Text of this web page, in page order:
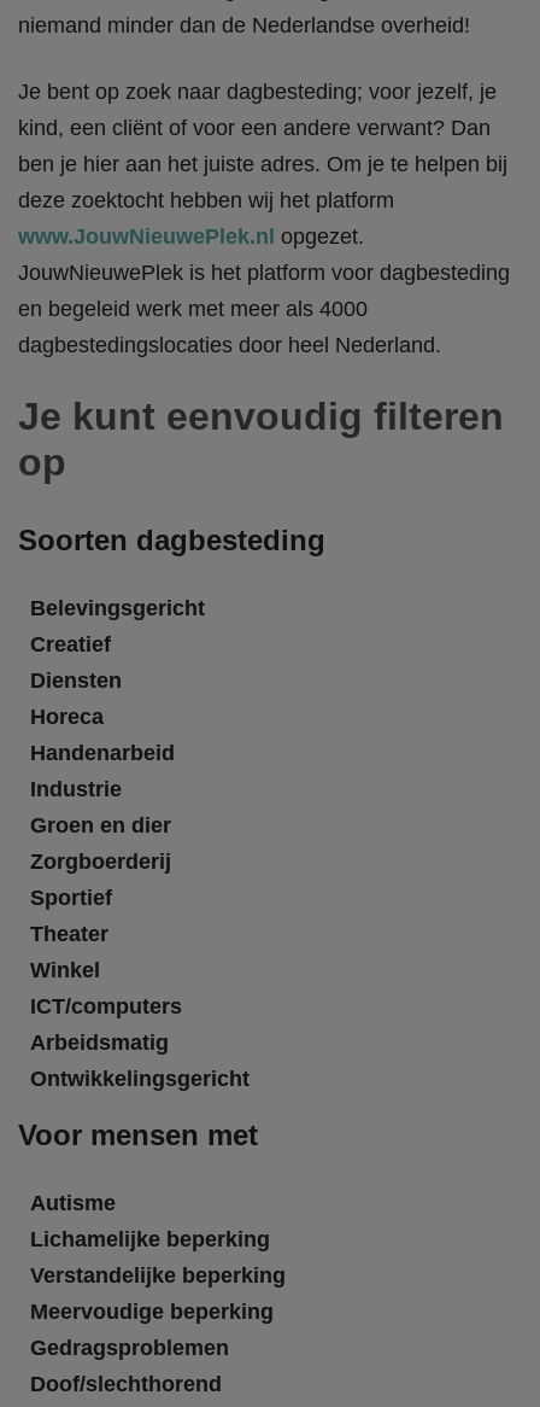
niemand minder dan de Nederlandse overheid!
Je bent op zoek naar dagbesteding; voor jezelf, je
kind, een cliënt of voor een andere verwant? Dan
ben je hier aan het juiste adres. Om je te helpen bij
deze zoektocht hebben wij het platform
www.JouwNieuwePlek.nl opgezet.
JouwNieuwePlek is het platform voor dagbesteding
en begeleid werk met meer als 4000
dagbestedingslocaties door heel Nederland.
Je kunt eenvoudig filteren
op
Soorten dagbesteding
Belevingsgericht
Creatief
Diensten
Horeca
Handenarbeid
Industrie
Groen en dier
Zorgboerderij
Sportief
Theater
Winkel
ICT/computers
Arbeidsmatig
Ontwikkelingsgericht
Voor mensen met
Autisme
Lichamelijke beperking
Verstandelijke beperking
Meervoudige beperking
Gedragsproblemen
Doof/slechthorend